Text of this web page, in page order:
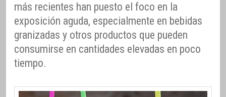
más recientes han puesto el foco en la
exposición aguda, especialmente en bebidas
granizadas y otros productos que pueden
consumirse en cantidades elevadas en poco
tiempo.